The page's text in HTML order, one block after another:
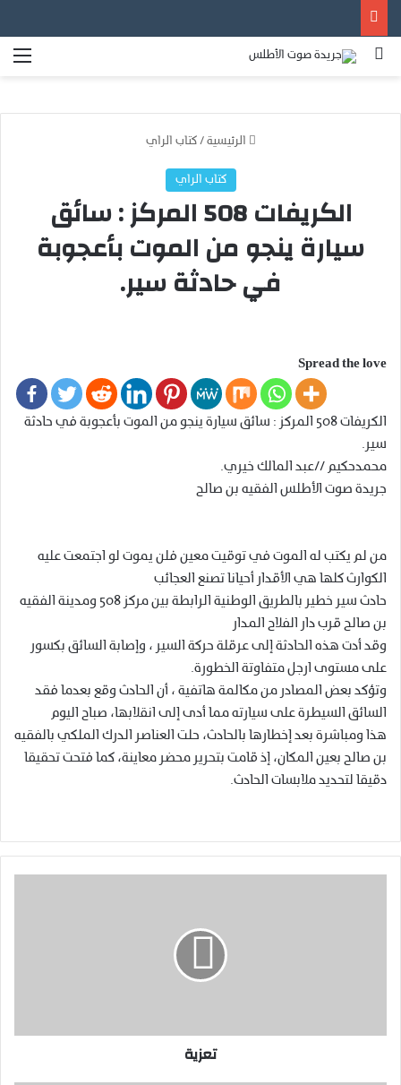
بحث عن
الرئيسية / كتاب الراي
كتاب الراي
الكريفات 508 المركز : سائق
سيارة ينجو من الموت بأعجوبة
في حادثة سير.
Spread the love
الكريفات 508 المركز : سائق سيارة ينجو من الموت بأعجوبة في حادثة
سير.
محمدحكيم //عبد المالك خيري.
جريدة صوت الأطلس الفقيه بن صالح
من لم يكتب له الموت في توقيت معين فلن يموت لو اجتمعت عليه
الكوارث كلها هي الأقدار أحيانا تصنع العجائب
حادث سير خطير بالطريق الوطنية الرابطة بين مركز 508 ومدينة الفقيه
بن صالح قرب دار الفلاح المدار
وقد أدت هذه الحادثة إلى عرقلة حركة السير ، وإصابة السائق بكسور
على مستوى ارجل متفاوتة الخطورة.
وتؤكد بعض المصادر من مكالمة هاتفية ، أن الحادث وقع بعدما فقد
السائق السيطرة على سيارته مما أدى إلى انقلابها، صباح اليوم
هذا ومباشرة بعد إخطارها بالحادث، حلت العناصر الدرك الملكي بالفقيه
بن صالح بعين المكان، إذ قامت بتحرير محضر معاينة، كما فتحت تحقيقا
دقيقا لتحديد ملابسات الحادث.
تعزية